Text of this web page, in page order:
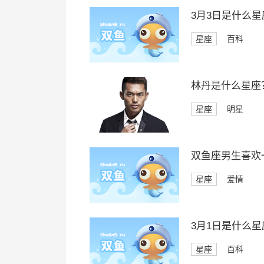
3月3日是什么星
星座 百科
林丹是什么星座
星座 明星
双鱼座男生喜
星座 爱情
3月1日是什么星
星座 百科